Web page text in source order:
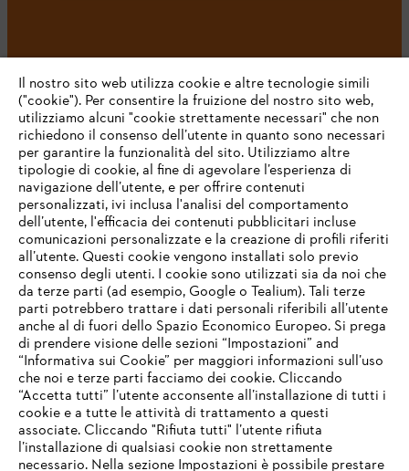
#STIHL
L’azienda
STIHL FAQ
Service
IHR BROWSER WIRD NICHT
UNTERSTÜTZT
Sie nutzen einen Browser, den wir noch nicht unterstützen. Für
Il nostro sito web utilizza cookie e altre tecnologie simili
("cookie"). Per consentire la fruizione del nostro sito web,
utilizziamo alcuni "cookie strettamente necessari" che non
richiedono il consenso dell’utente in quanto sono necessari
per garantire la funzionalità del sito. Utilizziamo altre
tipologie di cookie, al fine di agevolare l’esperienza di
navigazione dell’utente, e per offrire contenuti
personalizzati, ivi inclusa l'analisi del comportamento
dell’utente, l'efficacia dei contenuti pubblicitari incluse
comunicazioni personalizzate e la creazione di profili riferiti
all’utente. Questi cookie vengono installati solo previo
consenso degli utenti. I cookie sono utilizzati sia da noi che
da terze parti (ad esempio, Google o Tealium). Tali terze
parti potrebbero trattare i dati personali riferibili all’utente
anche al di fuori dello Spazio Economico Europeo. Si prega
di prendere visione delle sezioni “Impostazioni” and
“Informativa sui Cookie” per maggiori informazioni sull’uso
che noi e terze parti facciamo dei cookie. Cliccando
“Accetta tutti” l’utente acconsente all’installazione di tutti i
cookie e a tutte le attività di trattamento a questi
associate. Cliccando "Rifiuta tutti" l’utente rifiuta
l’installazione di qualsiasi cookie non strettamente
necessario. Nella sezione Impostazioni è possibile prestare